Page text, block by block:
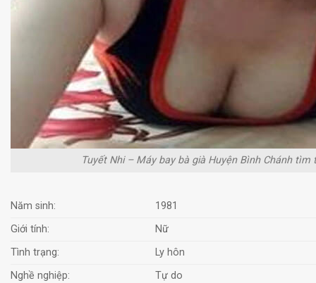
Tuyết Nhi – Máy bay bà già Huyện Bình Chánh tìm
Năm sinh:
1981
Giới tính:
Nữ
Tình trạng:
Ly hôn
Nghề nghiệp:
Tự do